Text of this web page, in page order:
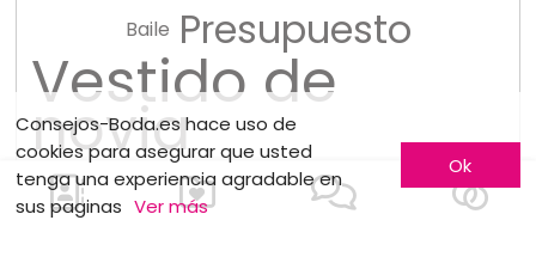
Baile Presupuesto
Vestido de
novia
Fotografía
Alianzas y anillos de
Consejos-Boda.es hace uso de
cookies para asegurar que usted
tenga una experiencia agradable en
sus paginas Ver más
Ok